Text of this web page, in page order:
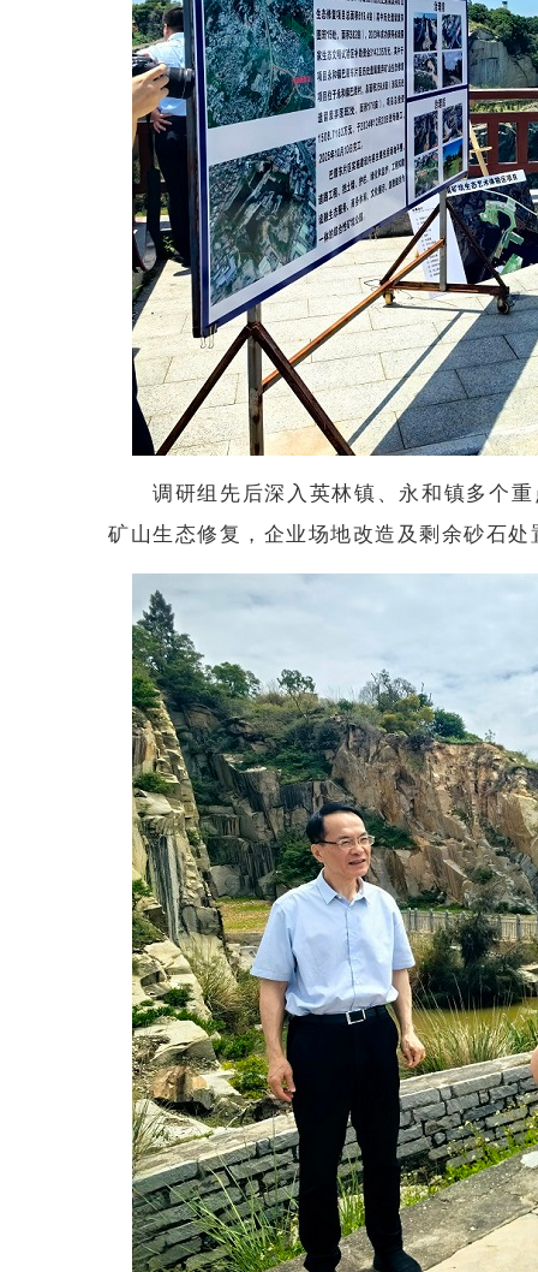
调研组先后深入英林镇、永和镇多个
矿山生态修复，企业场地改造及剩余砂石处